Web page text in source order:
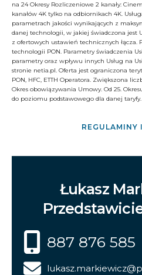
na 24 Okresy Rozliczeniowe 2 kanały:
kanałów 4K tylko na odbiornikach 4K.
parametrach jakości wynikających z
danej technologii, w jakiej świadczona jest
z ofertowych ustawień technicznych łącza.
technologii PON. Parametry świadczenia
parametry oraz wpływu innych Usług na
stronie netia.pl. Oferta jest ograniczona
PON, HFC, ETTH Operatora. Zwiększona
Okres obowiązywania Umowy. Od 25.
do poziomu podstawowego dla danej taryfy.
REGULAMINY
Łukasz
887 876 585
lukasz.markiewicz